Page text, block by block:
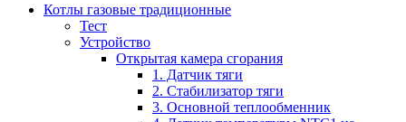
Котлы газовые традиционные
Тест
Устройство
Открытая камера сгорания
1. Датчик тяги
2. Стабилизатор тяги
3. Основной теплообменник